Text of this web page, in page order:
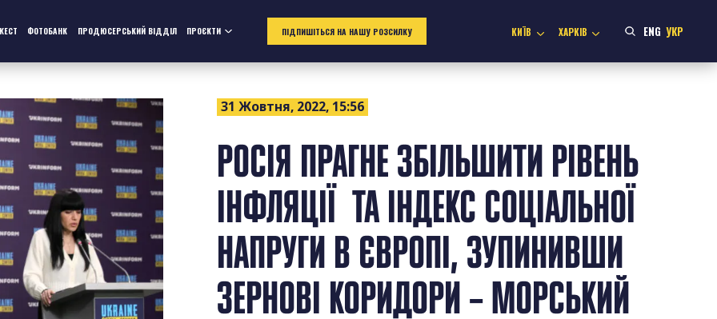
ФОТОБАНК ПРОДЮСЕРСЬКИЙ ВІДДІЛ ПРОЄКТИ ПІДПИШІТЬСЯ НА НАШУ РОЗСИЛКУ КИЇВ ХАРКІВ ENG УКР
31 Жовтня, 2022, 15:56
РОСІЯ ПРАГНЕ ЗБІЛЬШИТИ РІВЕНЬ
ІНФЛЯЦІЇ ТА ІНДЕКС СОЦІАЛЬНОЇ
НАПРУГИ В ЄВРОПІ, ЗУПИНИВШИ
ЗЕРНОВІ КОРИДОРИ – МОРСЬКИЙ